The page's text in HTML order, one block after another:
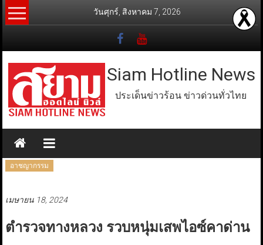
Skip
to
วันศุกร์, สิงหาคม 7, 2026
Siam Hotline News
ประเด็นข่าวร้อน ข่าวด่วนทั่วไทย
อาชญากรรม
เมษายน 18, 2024
ตำรวจทางหลวง รวบหนุ่มเสพไอซ์คาด่าน